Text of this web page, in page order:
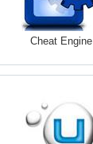
Cheat Engine